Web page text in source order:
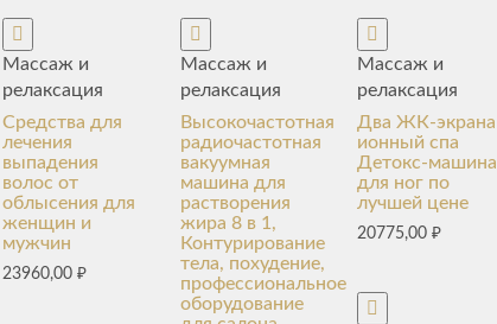
Массаж и
релаксация
Средства для
лечения
выпадения
волос от
облысения для
женщин и
мужчин
23960,00₽
Массаж и
релаксация
Высокочастотная
радиочастотная
вакуумная
машина для
растворения
жира 8 в 1,
Контурирование
тела, похудение,
профессиональное
оборудование
Массаж и
релаксация
Два ЖК-экрана
ионный спа
Детокс-машина
для ног по
лучшей цене
20775,00₽